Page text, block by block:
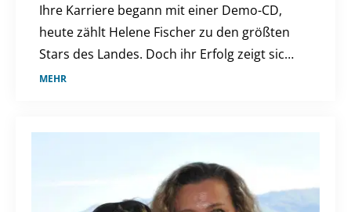
Ihre Karriere begann mit einer Demo-CD,
heute zählt Helene Fischer zu den größten
Stars des Landes. Doch ihr Erfolg zeigt sich
längst nicht nur auf der Bühne.
MEHR